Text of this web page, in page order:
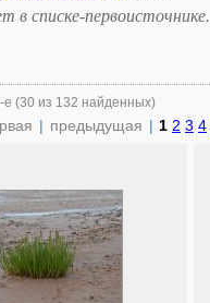
в списке-первоисточнике.
е (30 из 132 найденных)
| предыдущая | 1 2 3 4